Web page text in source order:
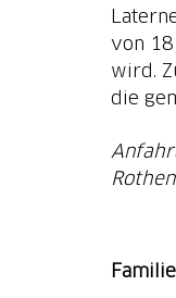
von
wird.
die